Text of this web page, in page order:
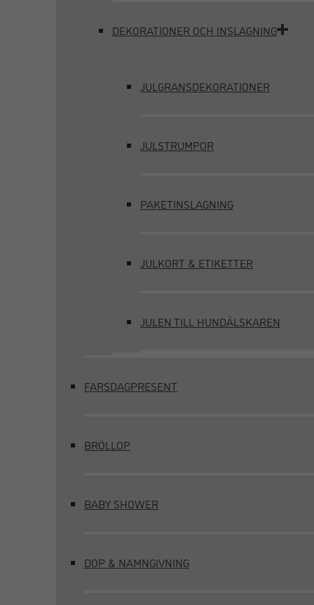
DEKORATIONER OCH INSLAGNING
JULGRANSDEKORATIONER
JULSTRUMPOR
PAKETINSLAGNING
JULKORT & ETIKETTER
JULEN TILL HUNDÄLSKAREN
FARSDAGPRESENT
BRÖLLOP
BABY SHOWER
DOP & NAMNGIVNING